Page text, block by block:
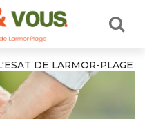
DE LARMOR-PLAGE